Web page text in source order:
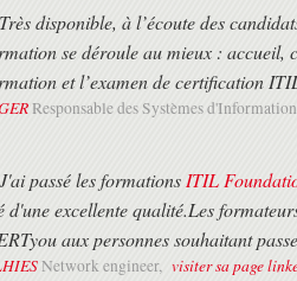
disponible, à l’écoute des
se déroule au mieux : accueil,
et l’examen de certification
Responsable des Systèmes
passé les formationsITIL
d'une excellente qualité.Les
aux personnes souhaitant
Network engineer, visiter sa page